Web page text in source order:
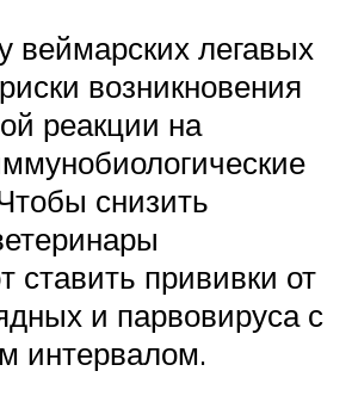
веймарских легавых
возникновения
реакции на
снизить
ставить прививки от
и парвовируса с
интервалом.